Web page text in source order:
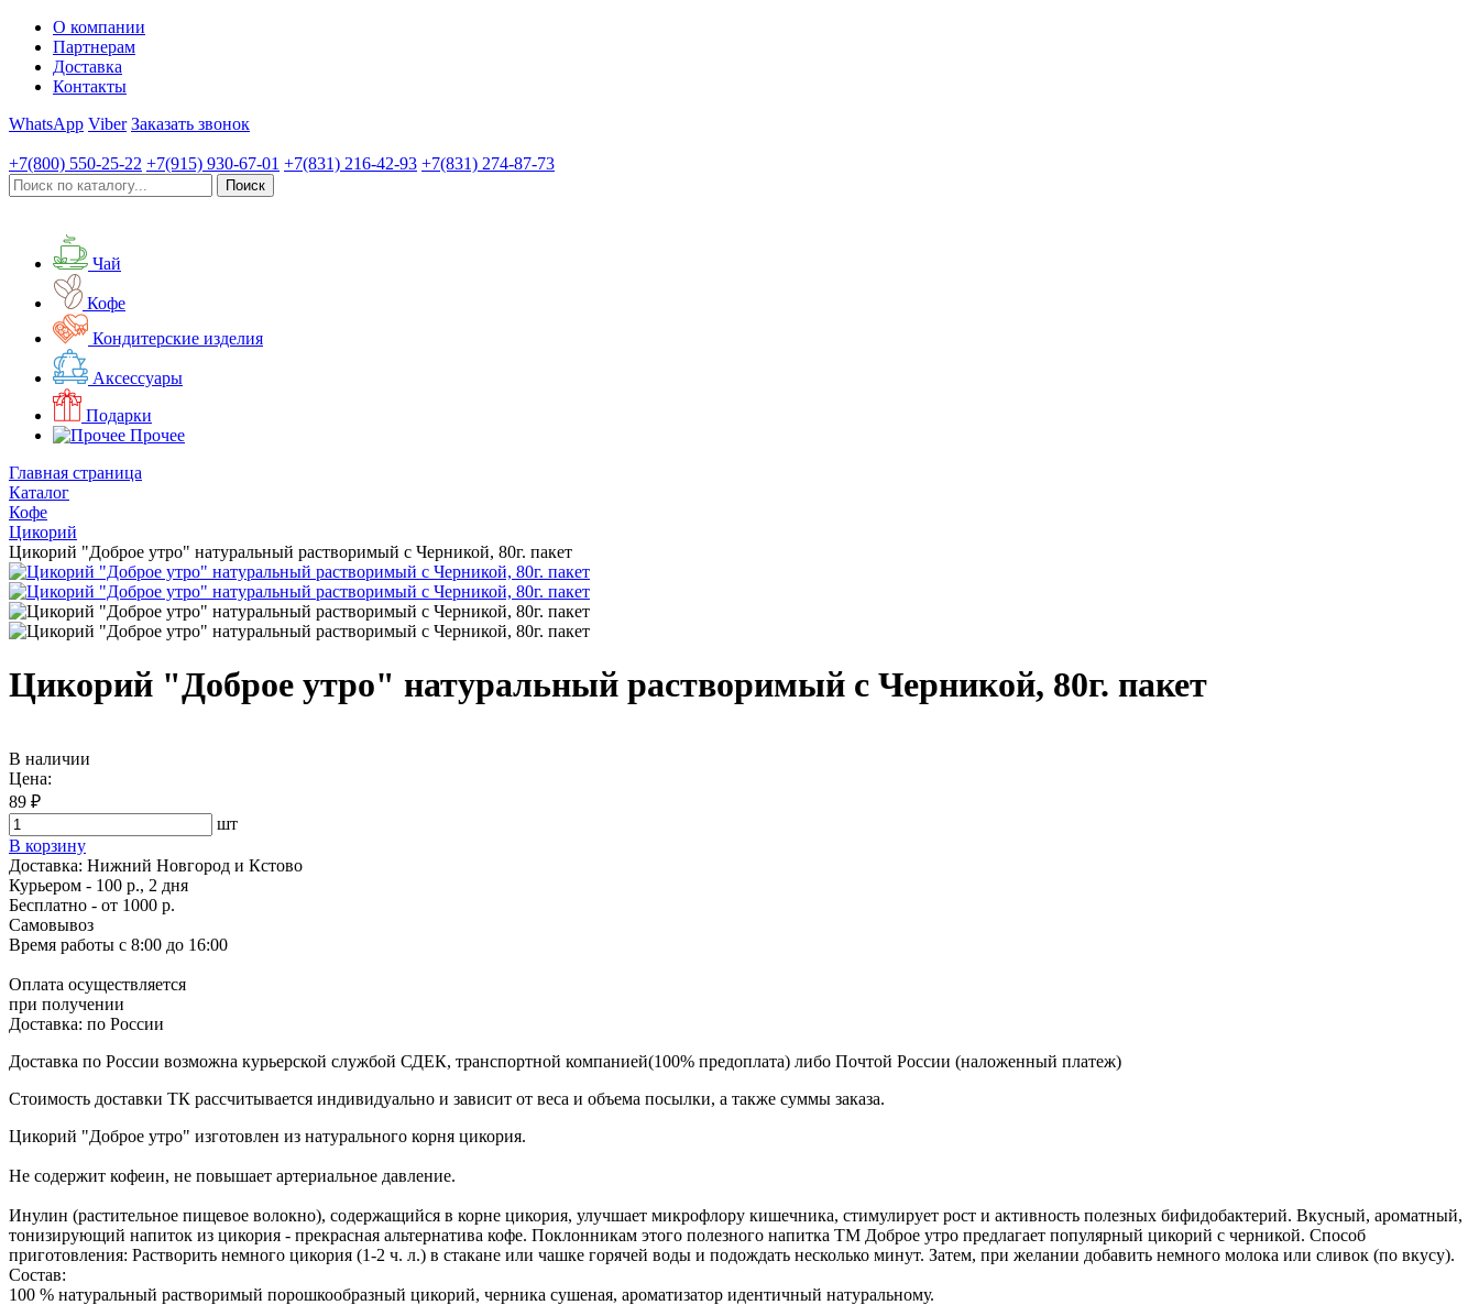
О компании
Партнерам
Доставка
Контакты
WhatsApp Viber Заказать звонок
+7(800) 550-25-22 +7(915) 930-67-01 +7(831) 216-42-93 +7(831) 274-87-73
Чай
Кофе
Кондитерские изделия
Аксессуары
Подарки
Прочее
Главная страница
Каталог
Кофе
Цикорий
Цикорий "Доброе утро" натуральный растворимый с Черникой, 80г. пакет
Цикорий "Доброе утро" натуральный растворимый с Черникой, 80г. пакет
В наличии
Цена:
89 ₽
шт
В корзину
Доставка: Нижний Новгород и Кстово
Курьером - 100 р., 2 дня
Бесплатно - от 1000 р.
Самовывоз
Время работы с 8:00 до 16:00
Оплата осуществляется
при получении
Доставка: по России
Доставка по России возможна курьерской службой СДЕК, транспортной компанией(100% предоплата) либо Почтой России (наложенный платеж)
Стоимость доставки ТК рассчитывается индивидуально и зависит от веса и объема посылки, а также суммы заказа.
Цикорий "Доброе утро" изготовлен из натурального корня цикория.
Не содержит кофеин, не повышает артериальное давление.
Инулин (растительное пищевое волокно), содержащийся в корне цикория, улучшает микрофлору кишечника, стимулирует рост и активность полезных бифидобактерий. Вкусный, ароматный,
тонизирующий напиток из цикория - прекрасная альтернатива кофе. Поклонникам этого полезного напитка ТМ Доброе утро предлагает популярный цикорий с черникой. Способ
приготовления: Растворить немного цикория (1-2 ч. л.) в стакане или чашке горячей воды и подождать несколько минут. Затем, при желании добавить немного молока или сливок (по вкусу).
Состав:
100 % натуральный растворимый порошкообразный цикорий, черника сушеная, ароматизатор идентичный натуральному.